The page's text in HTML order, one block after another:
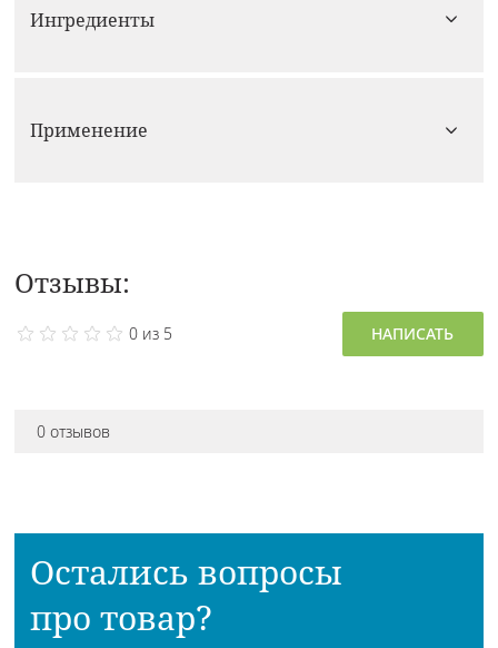
Ингредиенты
Применение
Отзывы:
0 из 5 НАПИСАТЬ
0 отзывов
Остались вопросы
про товар?